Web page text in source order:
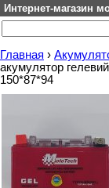
Интернет-магазин
Главная ›
акумулятор
150*87*94